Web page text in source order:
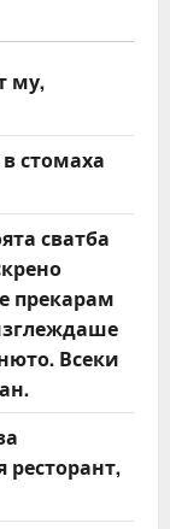
му,
стомаха
сватба
прекарам
Всеки